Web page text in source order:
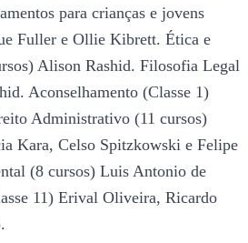
para crianças e jovens
Fuller e Ollie Kibrett. Ética e
Alison Rashid. Filosofia Legal
Aconselhamento (Classe 1)
Administrativo (11 cursos)
Kara, Celso Spitzkowski e Felipe
(8 cursos) Luis Antonio de
11) Erival Oliveira, Ricardo